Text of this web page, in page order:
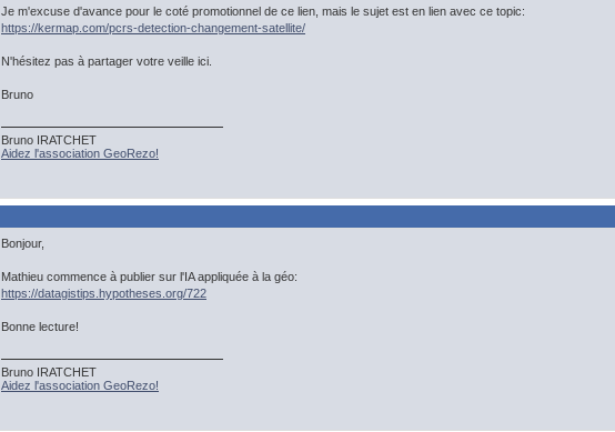
Je m'excuse d'avance pour le coté promotionnel de ce lien, mais le sujet est en lien avec ce topic:
https://kermap.com/pcrs-detection-changement-satellite/
N'hésitez pas à partager votre veille ici.
Bruno
Bruno IRATCHET
Aidez l'association GeoRezo!
Bonjour,
Mathieu commence à publier sur l'IA appliquée à la géo:
https://datagistips.hypotheses.org/722
Bonne lecture!
Bruno IRATCHET
Aidez l'association GeoRezo!